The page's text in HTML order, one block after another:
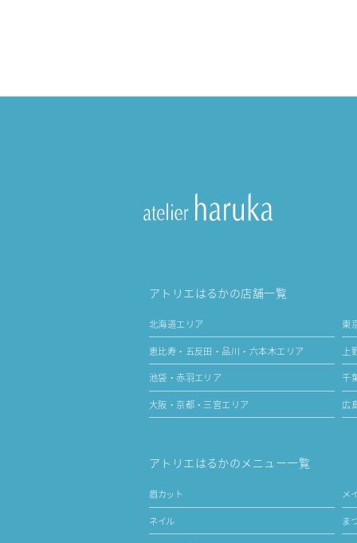
アトリエはるかの店舗一覧
北海道エリア 東
恵比寿・五反田・品川・六本木エリア 上
池袋・赤羽エリア 千
大阪・京都・三宮エリア 広
アトリエはるかのメニュー一覧
眉カット メ
ネイル ま